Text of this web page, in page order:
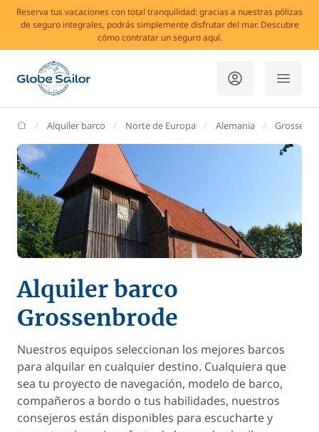
Reserva tus vacaciones con total tranquilidad: gracias a nuestras pólizas
de seguro integrales, podrás simplemente disfrutar del mar. Descubre
cómo contratar un seguro aquí.
GlobeSailor
Alquiler barco Norte de Europa Alemania
Alquiler barco
Grossenbrode
Nuestros equipos seleccionan los mejores barcos
para alquilar en cualquier destino. Cualquiera que
sea tu proyecto de navegación, modelo de barco,
compañeros a bordo o tus habilidades, nuestros
consejeros están disponibles para escucharte y